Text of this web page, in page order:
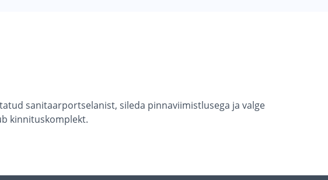
sanitaarportselanist, sileda pinnaviimistlusega ja valge
kinnituskomplekt.